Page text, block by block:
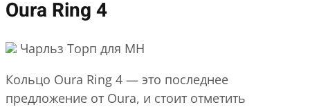
Oura Ring 4
Чарльз Торп для MH
Кольцо Oura Ring 4 — это последнее
предложение от Oura, и стоит отметить